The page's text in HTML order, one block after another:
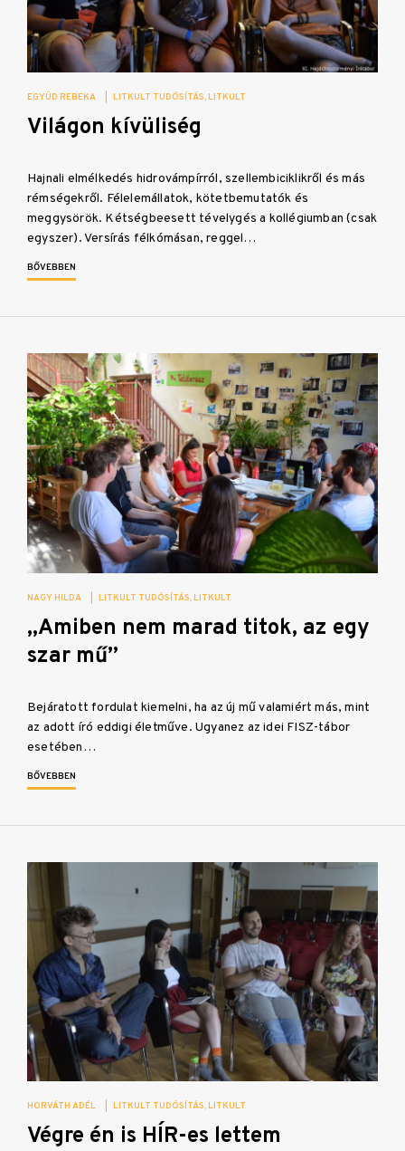
EGYÜD REBEKA LITKULT TUDÓSÍTÁS LITKULT
Világon kívüliség
Hajnali elmélkedés hidrovámpírról, szellembiciklikről és más
rémségekről. Félelemállatok, kötetbemutatók és
meggysörök. Kétségbeesett tévelygés a kollégiumban (csak
egyszer). Versírás félkómásan, reggel…
BŐVEBBEN
NAGY HILDA LITKULT TUDÓSÍTÁS LITKULT
„Amiben nem marad titok, az egy
szar mű”
Bejáratott fordulat kiemelni, ha az új mű valamiért más, mint
az adott író eddigi életműve. Ugyanez az idei FISZ-tábor
esetében…
BŐVEBBEN
HORVÁTH ADÉL LITKULT TUDÓSÍTÁS LITKULT
Végre én is HÍR-es lettem